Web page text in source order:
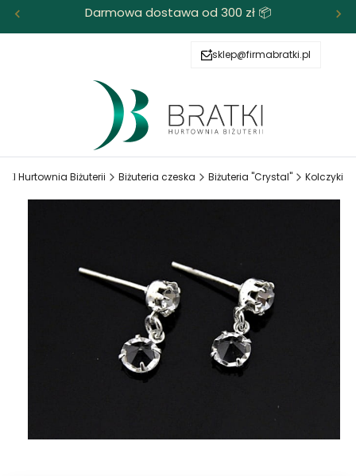
Darmowa dostawa od 300 zł 📦
+48 503 172 666
sklep@firmabratki.pl
sklep@firmabratki.pl
Hurtownia Biżuterii Biżuteria czeska Biżuteria "Crystal" Kolczyki